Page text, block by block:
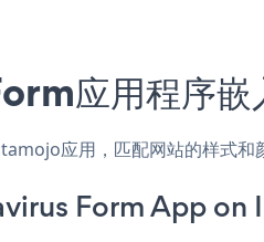
应用程序嵌
应用，匹配网站的样式
Form App on